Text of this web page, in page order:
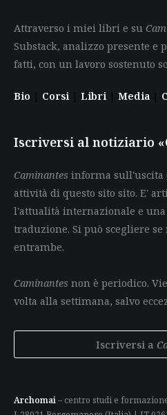
Attraverso i miei libri e su
Substack, analizzo presente e
fatti, con un lavoro sostenuto
Bio | Corsi | Libri | Media |
Iscriversi al notiziario
Caminantes informa
attività di questo sito sito. E'
l'attualità internazionale e
traduzione. Si può scegliere
entrambe.
Caminantes non è periodico.
volta alla settimana, salvo
Iscriversi a
Archomai– centro studi e